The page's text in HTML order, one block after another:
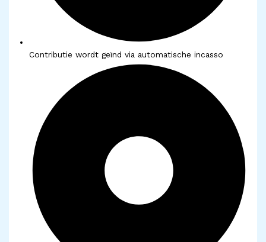
Contributie wordt geïnd via automatische incasso